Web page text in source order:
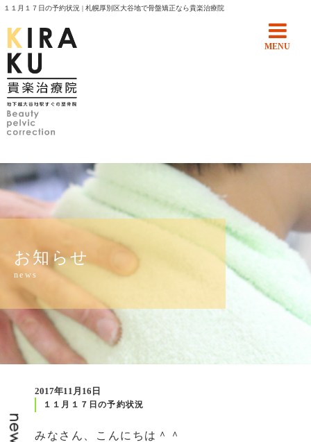
１１月１７日の予約状況 | 札幌厚別区大谷地で骨盤矯正なら貴楽治療院
MENU
お知らせ
news
2017年11月16日
１１月１７日の予約状況
みなさん、こんにちは＾＾